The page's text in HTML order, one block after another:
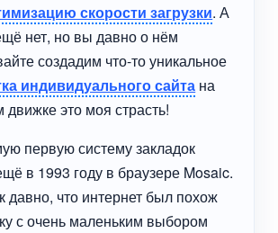
скорости загрузки. А
нет, но вы давно о нём
создадим что-то уникальное
индивидуального сайта на
движке это моя страсть!
первую систему закладок
в 1993 году в браузере Mosaic.
давно, что интернет был похож
с очень маленьким выбором